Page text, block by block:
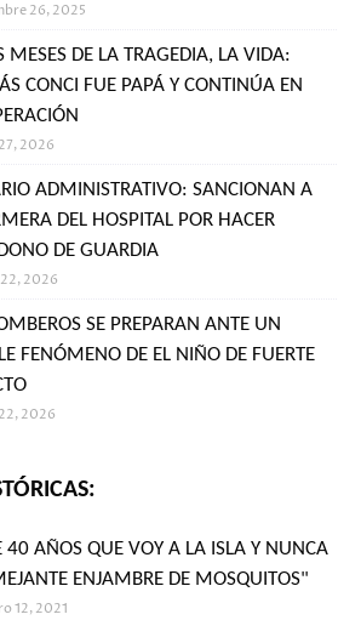
26, 2025
MESES DE LA TRAGEDIA, LA VIDA:
CONCI FUE PAPÁ Y CONTINÚA EN
2026
ADMINISTRATIVO: SANCIONAN A
DEL HOSPITAL POR HACER
DE GUARDIA
2026
SE PREPARAN ANTE UN
FENÓMENO DE EL NIÑO DE FUERTE
2026
40 AÑOS QUE VOY A LA ISLA Y NUNCA
ENJAMBRE DE MOSQUITOS"
12, 2021